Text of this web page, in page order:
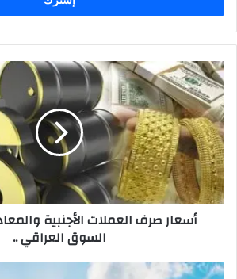
أسعار
صرف
العملات
الأجنبية
والمعادن
والنفط
في
السوق
العراقي
أسعار صرف العملات الأجنبية
السوق العراقي ..
العراق